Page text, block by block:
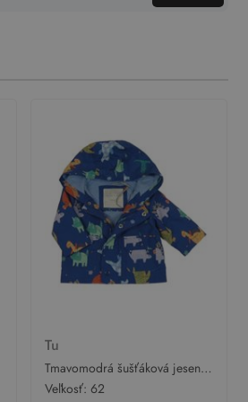
Tu
Tmavomodrá šušťáková jesenná
bunda s dinosaurami a
Veľkosť: 62